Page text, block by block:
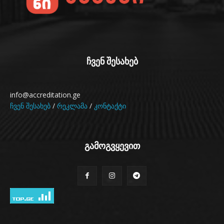
ჩვენ შესახებ
info@accreditation.ge
ჩვენ შესახებ / რეკლამა / კონტაქტი
გამოგვყევით